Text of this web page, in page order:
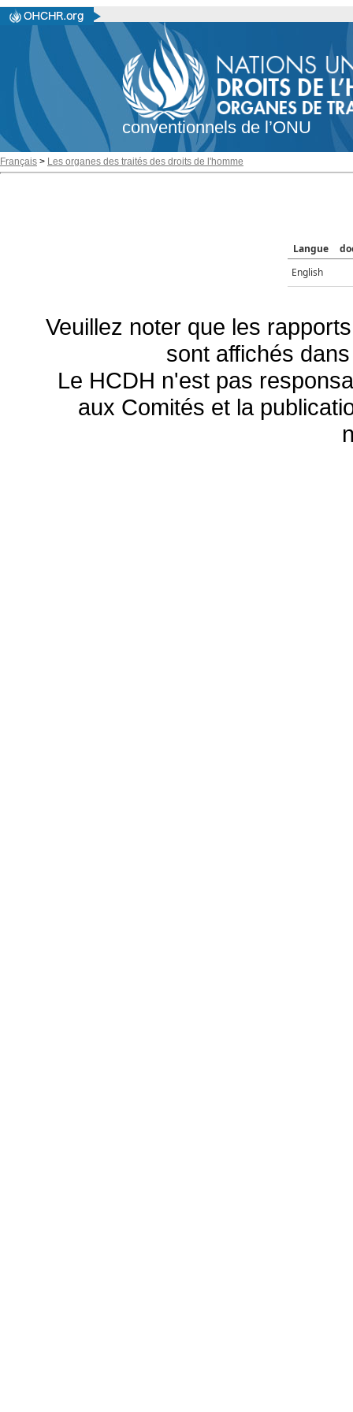
conventionnels de l’ONU
Français > Les organes des traités des droits de l'homme
Langue
English
Veuillez noter que les
sont affichés
Le HCDH n'est pas
aux Comités et la